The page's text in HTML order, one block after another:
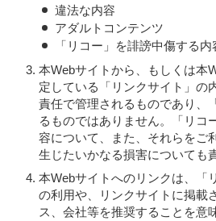
違法な内容
アダルトコンテンツ
「リコー」を誹謗中傷する内
本Webサイトから、もしくは本
定している「リンクサイト」の
責任で管理されるものであり、
るものではありません。「リコ
容について、また、それらをご
生じたいかなる損害についても
本Webサイトへのリンクは、「
の利用や、リンクサイトに掲載
ス、会社等を推奨することを意